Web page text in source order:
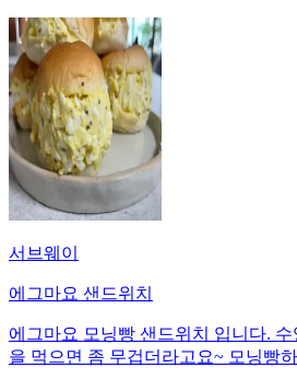
서브웨이
에그마요 샌드위치
에그마요 모닝빵 샌드위치 입니다.
을 먹으면 좀 무겁더라고요~ 모닝빵